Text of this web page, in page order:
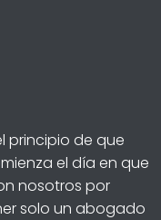
principio de que
el día en que
nosotros por
solo un abogado